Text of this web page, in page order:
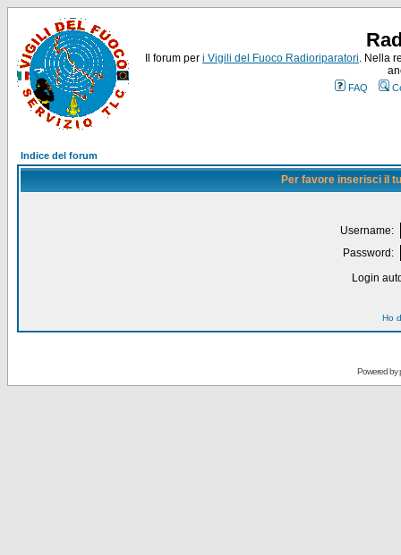
Il forum per i Vigili del Fuoco Radioriparatori. Nella
FAQ
Indice del forum
Per favore inserisci il
Username:
Password:
Login
Ho
Powered by